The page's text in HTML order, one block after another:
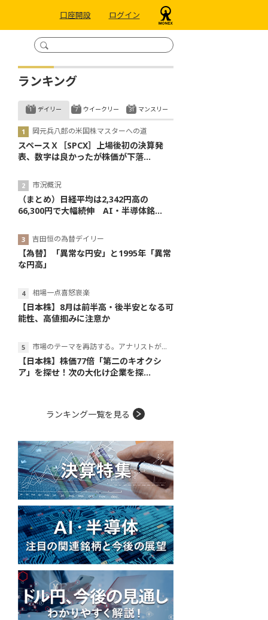
口座開設 ログイン
ランキング
デイリー
岡元兵八郎の米国株マスターへの道
スペースＸ［SPCX］上場後初の決算発
表、数字は良かったが株価が下落...
市況概況
（まとめ）日経平均は2,342円高の
66,300円で大幅続伸 AI・半導体銘...
吉田恒の為替デイリー
【為替】「異常な円安」と1995年「異常
な円高」
相場一点喜怒哀楽
【日本株】8月は前半高・後半安となる可
能性、高値掴みに注意か
市場のテーマを再訪する。アナリストが読み解くテーマの本質
【日本株】株価77倍「第二のキオクシ
ア」を探せ！次の大化け企業を探...
ウイークリー マンスリー
ランキング一覧を見る